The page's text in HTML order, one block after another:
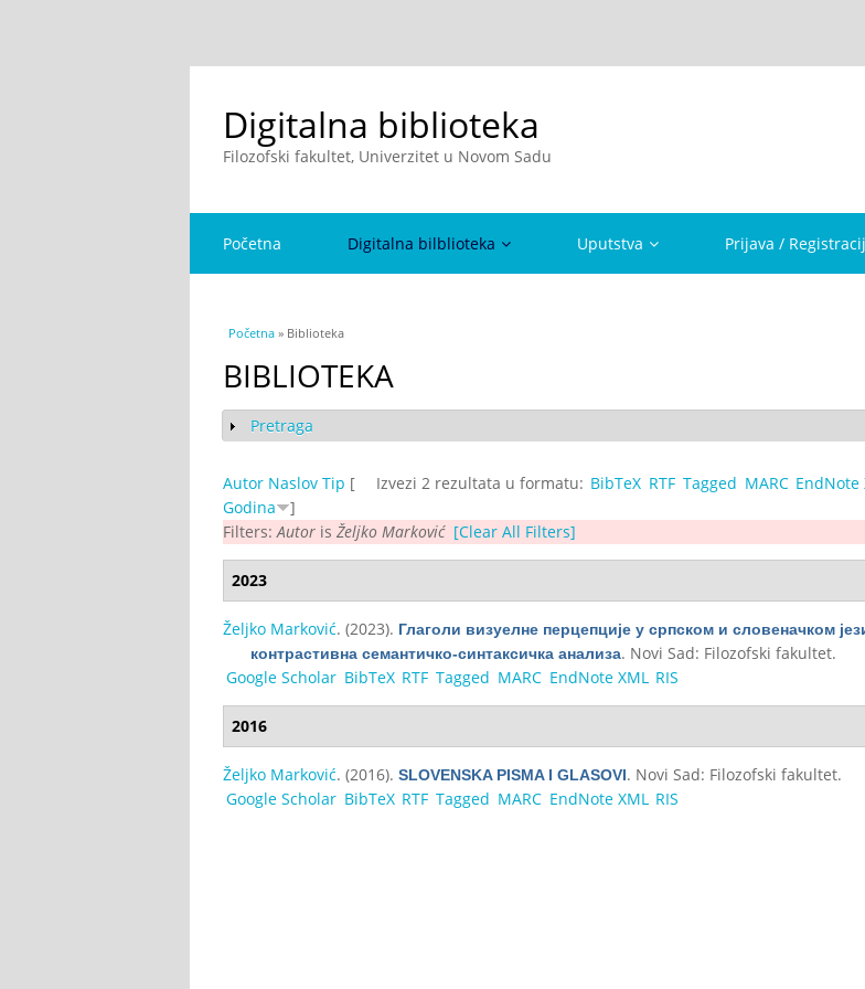
Digitalna biblioteka
Filozofski fakultet, Univerzitet u Novom Sadu
Početna Digitalna bilblioteka Uputstva Prijava /
You are here
Početna » Biblioteka
BIBLIOTEKA
Show
Pretraga
Izvezi 2 rezultata u formatu: BibTeX RTF Tagged MARC EndNote
Autor Naslov Tip [
Godina
]
Filters: Autor is Željko Marković [Clear All Filters]
2023
Željko Marković. (2023). Глаголи визуелне перцепције у српском и словеначком
контрастивна семантичко-синтаксичка анализа. Novi Sad: Filozofski fakultet.
Google Scholar BibTeX RTF Tagged MARC EndNote XML RIS
2016
Željko Marković. (2016). SLOVENSKA PISMA I GLASOVI. Novi Sad: Filozofski fakultet.
Google Scholar BibTeX RTF Tagged MARC EndNote XML RIS